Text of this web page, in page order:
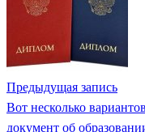
Предыдущая запись
Вот несколько
документ об